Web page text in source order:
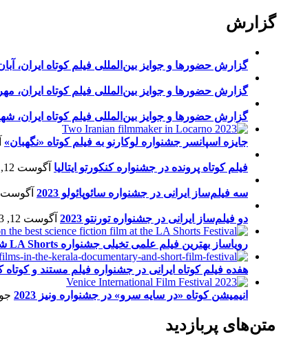
گزارش
گزارش حضورها و جوایز بین‌المللی فیلم کوتاه ایران، آبان
گزارش حضورها و جوایز بین‌المللی فیلم کوتاه ایران، مهر ۱۴۰۲
گزارش حضورها و جوایز بین‌المللی فیلم کوتاه ایران، شهریور
جایزه اسپانسر جشنواره لوکارنو به فیلم کوتاه «نگهبان»
فیلم کوتاه پرونده در جشنواره کنکورتو ایتالیا آگوست 12, 2023
سه فیلم‌ساز ایرانی در جشنواره سائوپائولو 2023 آگوست 12, 2023
دو فیلم‌ساز ایرانی در جشنواره تورنتو 2023 آگوست 12, 2023
رویاساز بهترین فیلم علمی تخیلی جشنواره LA Shorts شد
هفده فیلم کوتاه ایرانی در جشنواره فیلم مستند و کوتاه
انیمیشن کوتاه «در سایه سرو» در جشنواره ونیز 2023
متن‌های پربازدید